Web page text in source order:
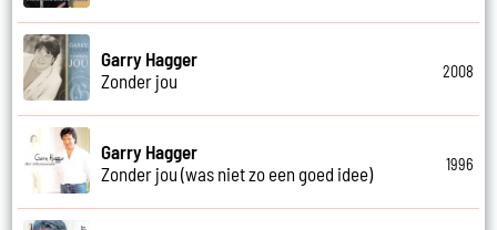
Garry Hagger
Zonder jou
2008
Garry Hagger
Zonder jou (was niet zo een goed idee)
1996